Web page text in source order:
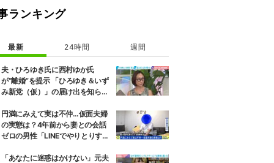
ランキング
最新 24時間 週間
夫・ひろゆき氏に西村ゆか氏
が“離婚”を提示 「ひろゆき＆いず
み新党（仮）」の届け出を知らさ
態で夫婦を続けるのは無理」
円満にみえて実は不仲…仮面夫婦
の実態は？4年前から妻との会話
ゼロの男性「LINEでやりとりする
娘は寄り付いてこない」
「あなたに迷惑はかけない」元夫